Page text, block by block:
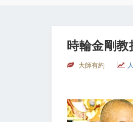
時輪金剛
大師有約